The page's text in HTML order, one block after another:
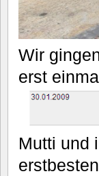
Wir
erst
Mutti und